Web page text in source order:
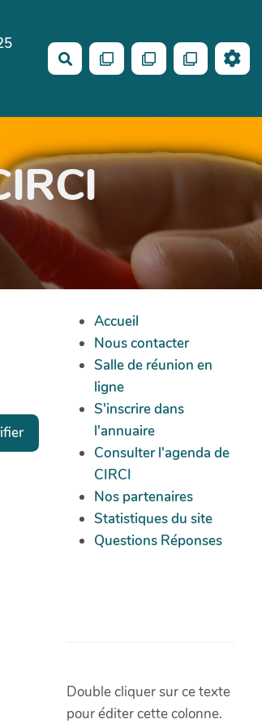
Search
Accueil
Nous contacter
Salle de réunion en
ligne
S'inscrire dans
l'annuaire
Consulter l'agenda de
CIRCI
Nos partenaires
Statistiques du site
Questions Réponses
Double cliquer sur ce texte
pour éditer cette colonne.